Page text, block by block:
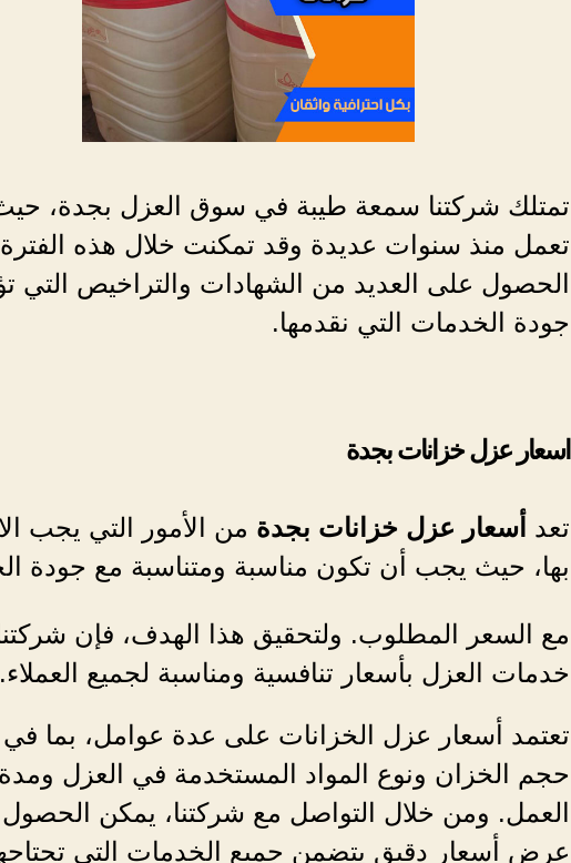
تمتلك شركتنا سمعة طيبة في سوق العزل بجدة،
تعمل منذ سنوات عديدة وقد تمكنت خلال هذه
الحصول على العديد من الشهادات والتراخيص التي
جودة الخدمات التي نقدمها.
اسعار عزل خزانات بجدة
تعد أسعار عزل خزانات بجدة من الأمور التي يجب
بها، حيث يجب أن تكون مناسبة ومتناسبة مع جودة
مع السعر المطلوب. ولتحقيق هذا الهدف، فإن
خدمات العزل بأسعار تنافسية ومناسبة لجميع العملاء.
تعتمد أسعار عزل الخزانات على عدة عوامل، بما
حجم الخزان ونوع المواد المستخدمة في العزل ومدة
العمل. ومن خلال التواصل مع شركتنا، يمكن
عرض أسعار دقيق يتضمن جميع الخدمات التي